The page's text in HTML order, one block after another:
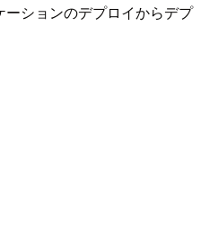
ションのデプロイからデプ